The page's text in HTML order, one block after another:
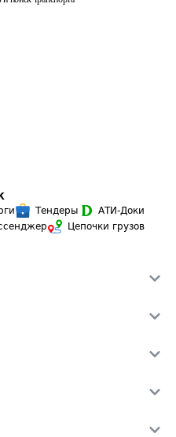
Тендеры
АТИ-Доки
Цепочки грузов